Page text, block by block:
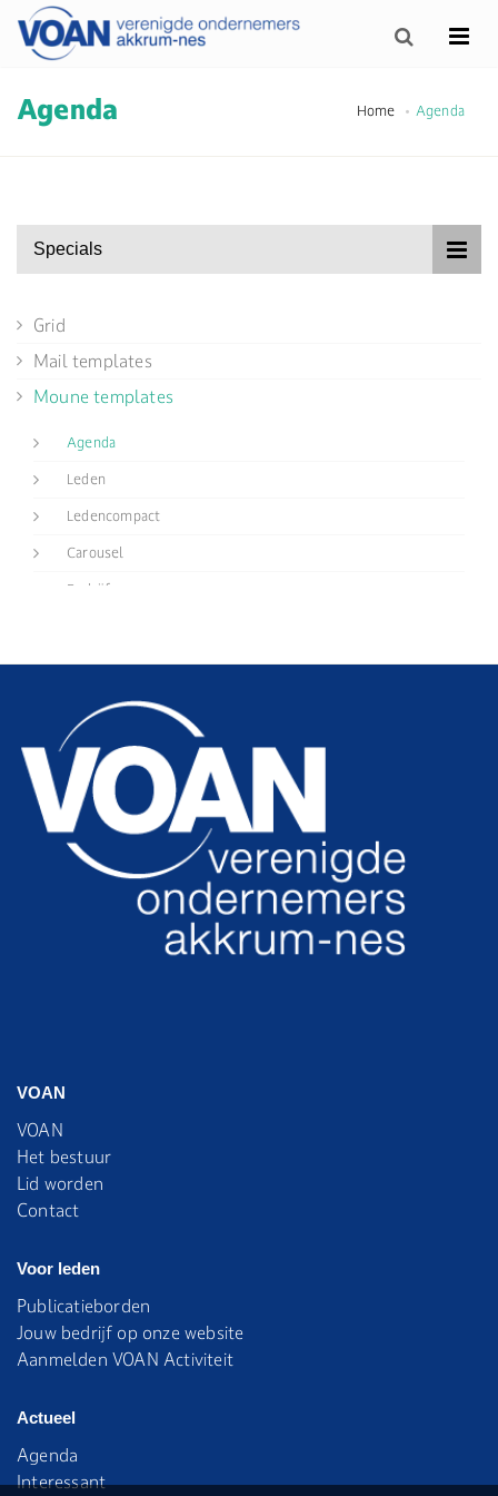
Home Agenda
Agenda
Specials
Grid
Mail templates
Moune templates
Agenda
Leden
Ledencompact
Carousel
Bedrijf
CSS
Interessant
Secties
Actueel
Downloads
Oude formulieren
Ondernemersontbijt
VOAN
VOAN
Het bestuur
Lid worden
Contact
Voor leden
Publicatieborden
Jouw bedrijf op onze website
Aanmelden VOAN Activiteit
Actueel
Agenda
Interessant